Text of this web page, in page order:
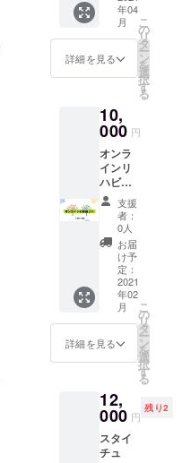
時、備
考欄に
ご希望
の色と
サイズ
をご記
さい。
見本は
こちら
です。
https://f
orms.gl
e/89YP
vKrgK
RUAfW
9eA
脳やけ
ど』
https://
www.a
mazon.
co.jp/gp
t/B08R
66CLW
K
2021年
2月（冊
子）
2021年
ト）
ボパー
カー！
昨年の7
月に、
JAMMI
ammin.
co.jp/ )
がデザ
インし
たNPO
法人Re
ジョブ
のTシャ
ツを販
売しま
した。
おしゃ
れなデ
ザイ
ン、肌
触りの
よい生
コラボT
シャツ
が、な
んと、
年04
月
詳細を見る
こ
の
リ
タ
ー
ン
を
選
択
す
る
10,
000 円
オンラ
インリ
ハビ
リ 30
分×6回
分 西村
紀子が
実施し
ている
オンラ
インリ
ハビリ
30分、6
回分を
リター
た。 オ
ンライ
ンリハ
ビリに
ついて
支援
者：
0人
お届
け予
定：
2021
年02
月
詳細を見る
こ
の
リ
タ
ー
ン
を
選
択
す
る
12,
000 円
残り2
スタイ
チュ